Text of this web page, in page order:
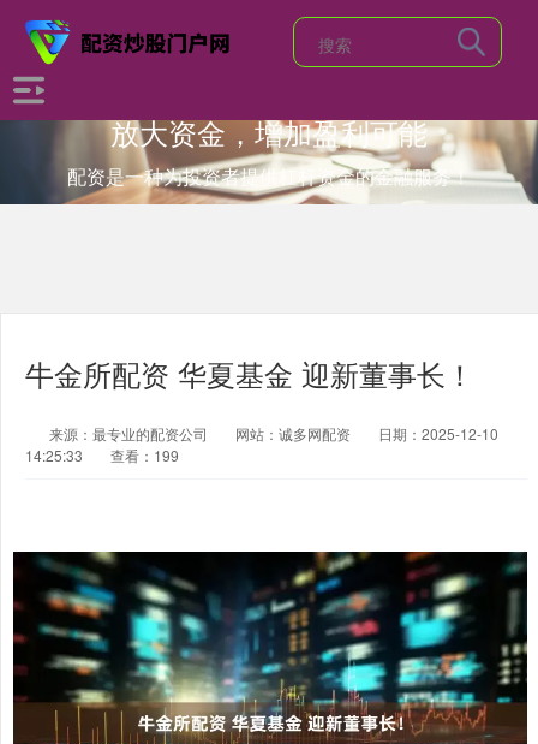
放大资金，增加盈利可能
配资是一种为投资者提供杠杆资金的金融服务！
牛金所配资 华夏基金 迎新董事长！
来源：最专业的配资公司 网站：诚多网配资
日期：2025-12-10
14:25:33
查看：199